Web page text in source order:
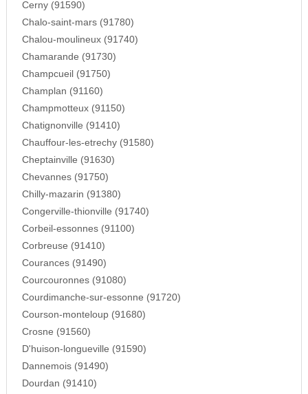
Cerny (91590)
Chalo-saint-mars (91780)
Chalou-moulineux (91740)
Chamarande (91730)
Champcueil (91750)
Champlan (91160)
Champmotteux (91150)
Chatignonville (91410)
Chauffour-les-etrechy (91580)
Cheptainville (91630)
Chevannes (91750)
Chilly-mazarin (91380)
Congerville-thionville (91740)
Corbeil-essonnes (91100)
Corbreuse (91410)
Courances (91490)
Courcouronnes (91080)
Courdimanche-sur-essonne (91720)
Courson-monteloup (91680)
Crosne (91560)
D'huison-longueville (91590)
Dannemois (91490)
Dourdan (91410)